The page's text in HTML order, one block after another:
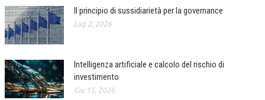
Il principio di sussidiarietà per la governance
Lug 2, 2026
Intelligenza artificiale e calcolo del rischio di
investimento
Giu 15, 2026